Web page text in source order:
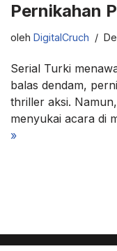
Pernikahan
oleh DigitalCruch
Serial Turki
balas dendam,
thriller aksi.
menyukai acara di
»